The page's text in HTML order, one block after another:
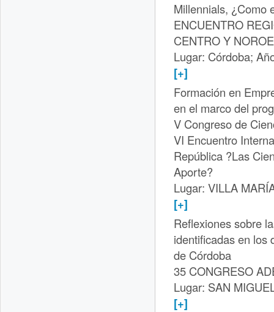
Millennials, ¿Como
ENCUENTRO
CENTRO Y
Lugar: Córdoba;
[+]
Formación en
en el marco del
V Congreso de
VI Encuentro
República ?Las
Aporte?
Lugar: VILLA
[+]
Reflexiones sobre
identificadas en los
de Córdoba
35 CONGRESO
Lugar: SAN
[+]